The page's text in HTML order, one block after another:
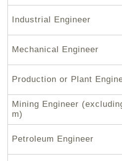
Industrial Engineer
Mechanical Engineer
Production or Plant
Mining Engineer
m)
Petroleum Engineer